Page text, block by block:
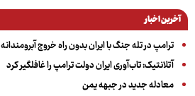
آخرین اخبار
ترامپ در تله جنگ با ایران بدون راه خروج آبرومندانه
آتلانتیک: تاب‌آوری ایران دولت ترامپ را غافلگیر کرد
معادله جدید در جبهه یمن